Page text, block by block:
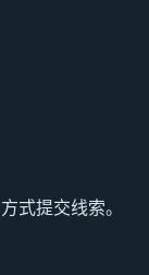
式提交线索。